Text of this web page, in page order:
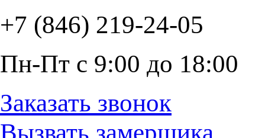
+7 (846) 219-24-05
Пн-Пт с 9:00 до 18:00
Заказать звонок
Вызвать замерщика